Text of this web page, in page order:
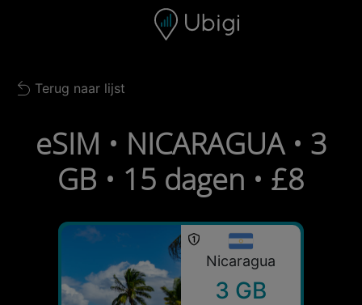
Navigatiebalk Voettekst
Back to list
Terug naar lijst
eSIM • NICARAGUA • 3
GB • 15 dagen • £8
Nicaragua
3 GB